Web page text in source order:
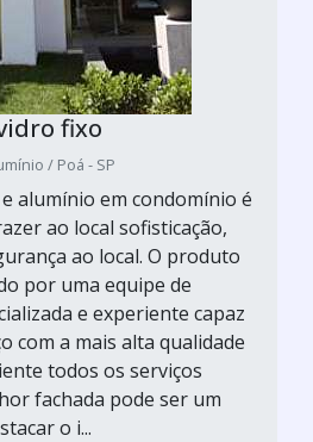
fixo
/ Poá - SP
alumínio em condomínio é
ao local sofisticação,
ao local. O produto
por uma equipe de
e experiente capaz
com a mais alta qualidade
todos os serviços
fachada pode ser um
o i...